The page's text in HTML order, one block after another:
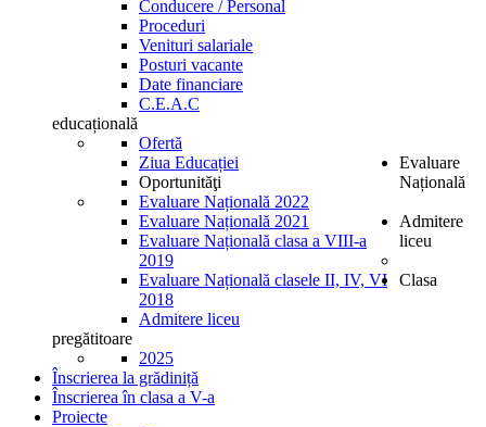
Conducere / Personal
Proceduri
Venituri salariale
Posturi vacante
Date financiare
C.E.A.C
educațională
Ofertă
Ziua Educației
Oportunităţi
Evaluare
Națională
Evaluare Națională 2022
Evaluare Națională 2021
Evaluare Națională clasa a VIII-a
2019
Evaluare Națională clasele II, IV, VI
2018
Admitere
liceu
Admitere liceu
Clasa
pregătitoare
2025
Înscrierea la grădiniță
Înscrierea în clasa a V-a
Proiecte